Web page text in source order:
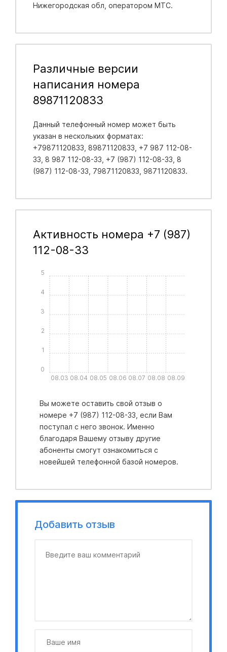
Нижегородская обл , оператором МТС.
Различные версии
написания номера
89871120833
Данный телефонный номер может быть
указан в нескольких форматах:
+79871120833, 89871120833, +7 987 112-08-
33, 8 987 112-08-33, +7 (987) 112-08-33, 8
(987) 112-08-33, 79871120833, 9871120833.
Активность номера +7 (987)
112-08-33
08.03 08.04 08.05 08.06 08.07 08.08 08.09
0
1
2
3
4
5
Вы можете оставить свой отзыв о
номере +7 (987) 112-08-33, если Вам
поступал с него звонок. Именно
благодаря Вашему отзыву другие
абоненты смогут ознакомиться с
новейшей телефонной базой номеров.
Добавить отзыв